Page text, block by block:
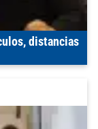
distancias